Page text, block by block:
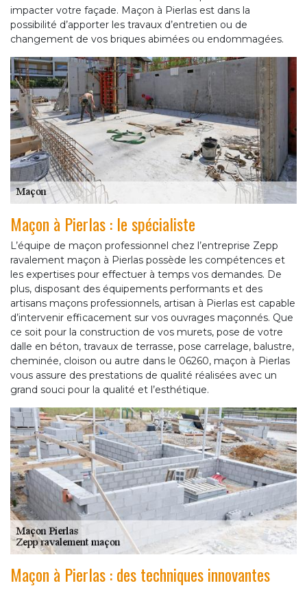
impacter votre façade. Maçon à Pierlas est dans la
possibilité d’apporter les travaux d’entretien ou de
changement de vos briques abimées ou endommagées.
Maçon à Pierlas : le spécialiste
L’équipe de maçon professionnel chez l’entreprise Zepp
ravalement maçon à Pierlas possède les compétences et
les expertises pour effectuer à temps vos demandes. De
plus, disposant des équipements performants et des
artisans maçons professionnels, artisan à Pierlas est capable
d’intervenir efficacement sur vos ouvrages maçonnés. Que
ce soit pour la construction de vos murets, pose de votre
dalle en béton, travaux de terrasse, pose carrelage, balustre,
cheminée, cloison ou autre dans le 06260, maçon à Pierlas
vous assure des prestations de qualité réalisées avec un
grand souci pour la qualité et l’esthétique.
Maçon à Pierlas : des techniques innovantes